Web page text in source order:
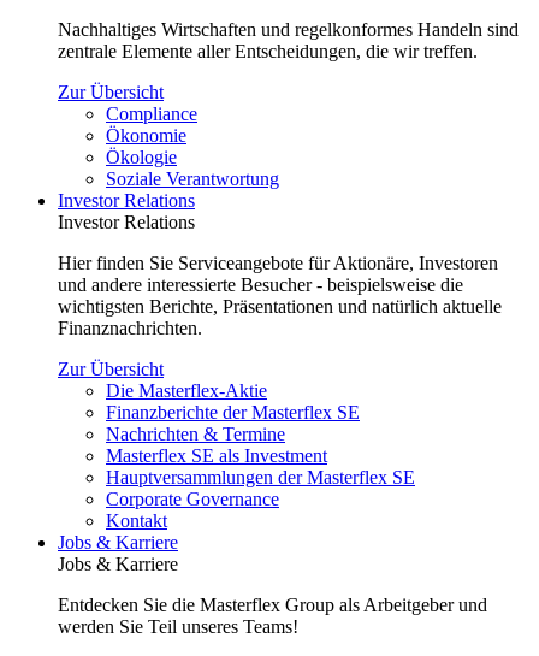
Nachhaltiges Wirtschaften und regelkonformes Handeln sind
zentrale Elemente aller Entscheidungen, die wir treffen.
Zur Übersicht
Compliance
Ökonomie
Ökologie
Soziale Verantwortung
Investor Relations
Investor Relations
Hier finden Sie Serviceangebote für Aktionäre, Investoren
und andere interessierte Besucher - beispielsweise die
wichtigsten Berichte, Präsentationen und natürlich aktuelle
Finanznachrichten.
Zur Übersicht
Die Masterflex-Aktie
Finanzberichte der Masterflex SE
Nachrichten & Termine
Masterflex SE als Investment
Hauptversammlungen der Masterflex SE
Corporate Governance
Kontakt
Jobs & Karriere
Jobs & Karriere
Entdecken Sie die Masterflex Group als Arbeitgeber und
werden Sie Teil unseres Teams!